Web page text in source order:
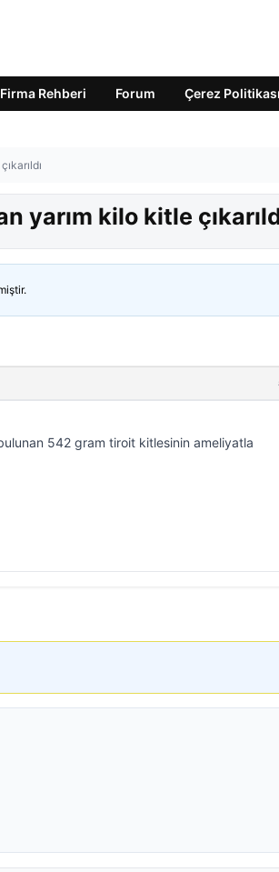
Firma Rehberi Forum Çerez Politikası
yarım kilo kitle
542 gram tiroit kitlesinin ameliyatla